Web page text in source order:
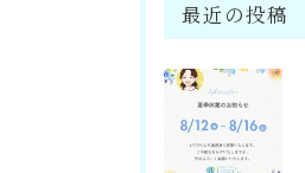
最近の投稿